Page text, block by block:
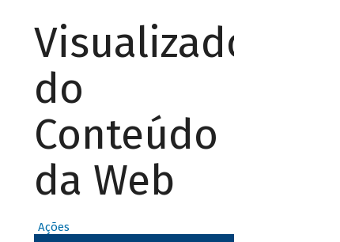
Visualizador
do
Conteúdo
da Web
Ações